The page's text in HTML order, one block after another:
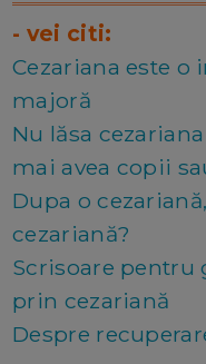
- vei citi:
Cezariana este
majoră
Nu lăsa
mai avea copii
Dupa o
cezariană?
Scrisoare pentru
prin cezariană
Despre